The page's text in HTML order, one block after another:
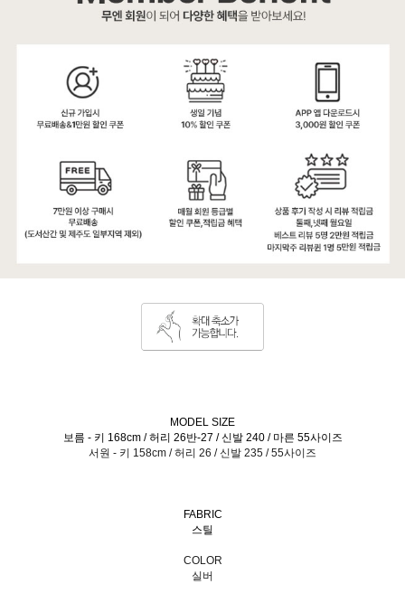
MODEL SIZE
보름 - 키 168cm / 허리 26반-27 / 신발 240 / 마른 55사이즈
서원 - 키 158cm / 허리 26 / 신발 235 / 55사이즈
FABRIC
스틸
COLOR
실버